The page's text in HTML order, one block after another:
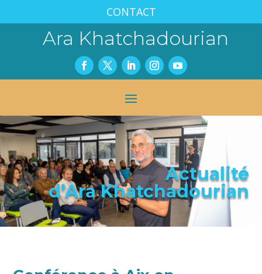
CONTACT
Ara Khatchadourian
Actualité
d’Ara Khatchadourian